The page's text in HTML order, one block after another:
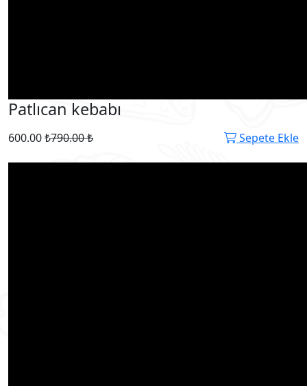
Patlıcan kebabı
600.00 ₺790.00 ₺ Sepete Ekle